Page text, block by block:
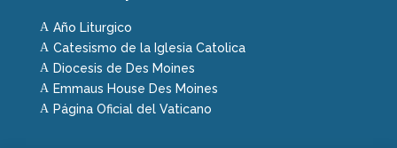
A Año Liturgico
A Catesismo de la Iglesia Catolica
A Diocesis de Des Moines
A Emmaus House Des Moines
A Página Oficial del Vaticano